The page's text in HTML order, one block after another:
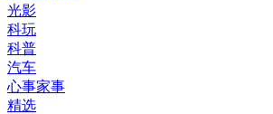
光影
科玩
科普
汽车
心事家事
精选